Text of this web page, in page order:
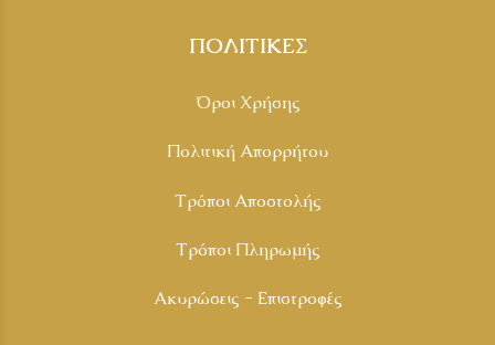
ΠΟΛΙΤΙΚΕΣ
Όροι Χρήσης
Πολιτική Απορρήτου
Τρόποι Αποστολής
Τρόποι Πληρωμής
Ακυρώσεις - Επιστροφές